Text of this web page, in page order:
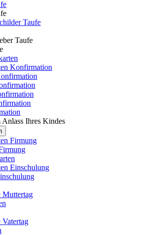
Taufe
Taufe
Konfirmation
Ihres Kindes
Firmung
Einschulung
Muttertag
Vatertag